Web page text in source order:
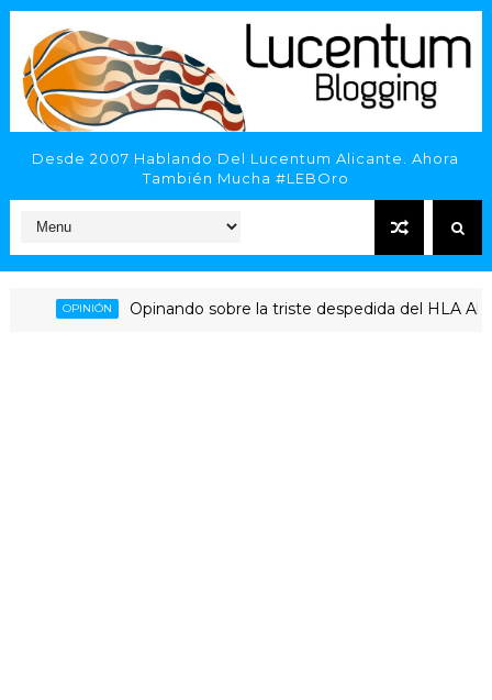
Desde 2007 Hablando Del Lucentum Alicante. Ahora
También Mucha #LEBOro
OPINIÓN Opinando sobre la triste despedida del HLA